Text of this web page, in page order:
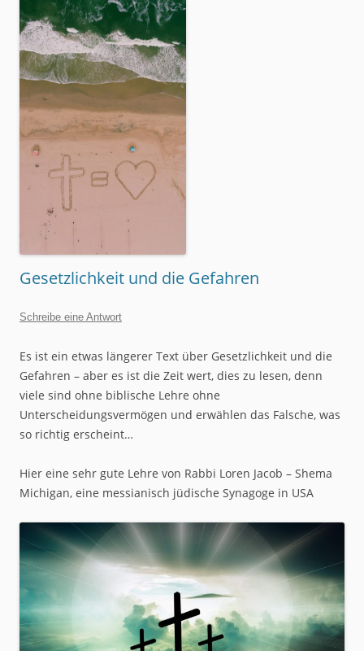
Gesetzlichkeit und die Gefahren
Schreibe eine Antwort
Es ist ein etwas längerer Text über Gesetzlichkeit und die
Gefahren – aber es ist die Zeit wert, dies zu lesen, denn
viele sind ohne biblische Lehre ohne
Unterscheidungsvermögen und erwählen das Falsche, was
so richtig erscheint…
Hier eine sehr gute Lehre von Rabbi Loren Jacob – Shema
Michigan, eine messianisch jüdische Synagoge in USA